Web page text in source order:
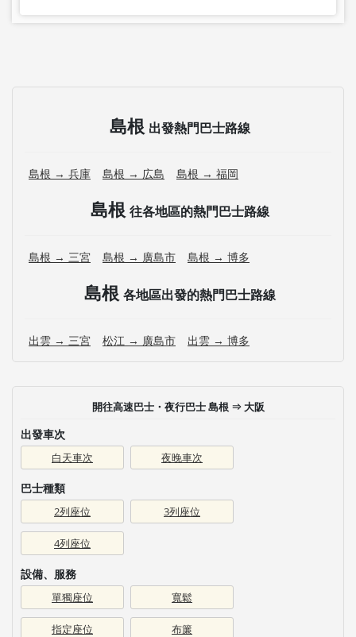
島根 出發熱門巴士路線
島根 → 兵庫 島根 → 広島 島根 → 福岡
島根 往各地區的熱門巴士路線
島根 → 三宮 島根 → 廣島市 島根 → 博多
島根 各地區出發的熱門巴士路線
出雲 → 三宮 松江 → 廣島市 出雲 → 博多
開往高速巴士・夜行巴士 島根 ⇒ 大阪
出發車次
白天車次 夜晚車次
巴士種類
2列座位 3列座位
4列座位
設備、服務
單獨座位 寬鬆
指定座位 布簾